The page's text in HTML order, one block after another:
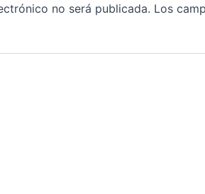
no será publicada. Los